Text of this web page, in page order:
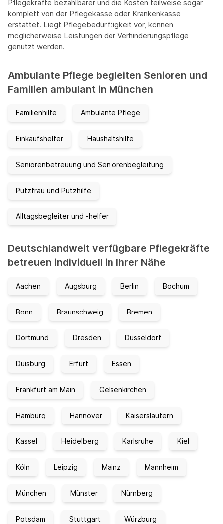
Pflegekräfte bezahlbarer und die Kosten teilweise sogar
komplett von der Pflegekasse oder Krankenkasse
erstattet. Liegt Pflegebedürftigkeit vor, können
möglicherweise Leistungen der Verhinderungspflege
genutzt werden.
Ambulante Pflege begleiten Senioren und
Familien ambulant in München
Familienhilfe Ambulante Pflege
Einkaufshelfer Haushaltshilfe
Seniorenbetreuung und Seniorenbegleitung
Putzfrau und Putzhilfe
Alltagsbegleiter und -helfer
Deutschlandweit verfügbare Pflegekräfte
betreuen individuell in Ihrer Nähe
Aachen Augsburg Berlin Bochum
Bonn Braunschweig Bremen
Dortmund Dresden Düsseldorf
Duisburg Erfurt Essen
Frankfurt am Main Gelsenkirchen
Hamburg Hannover Kaiserslautern
Kassel Heidelberg Karlsruhe Kiel
Köln Leipzig Mainz Mannheim
München Münster Nürnberg
Potsdam Stuttgart Würzburg